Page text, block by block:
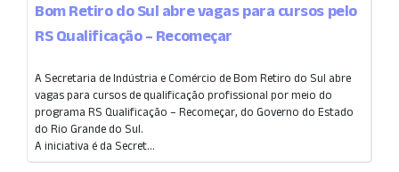
Bom Retiro do Sul abre vagas para cursos pelo
RS Qualificação – Recomeçar
A Secretaria de Indústria e Comércio de Bom Retiro do Sul abre
vagas para cursos de qualificação profissional por meio do
programa RS Qualificação – Recomeçar, do Governo do Estado
do Rio Grande do Sul.
A iniciativa é da Secret...